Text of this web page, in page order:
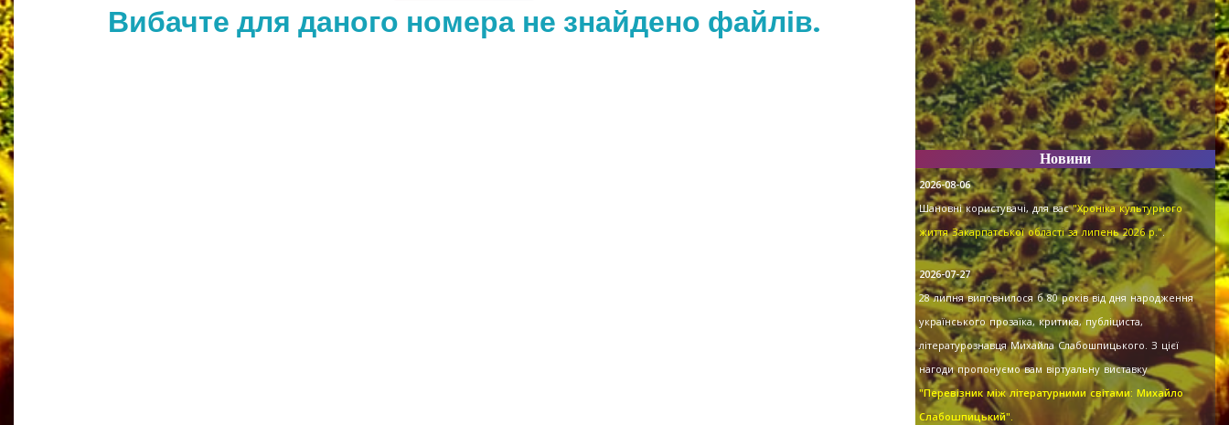
Вибачте для даного номера не знайдено файлів.
Новини
2026-08-06
Шановні користувачі, для вас"Хроніка культурного
життя Закарпатської області за липень 2026 р.".
2026-07-27
28 липня виповнилося б 80 років від дня народження
українського прозаїка, критика, публіциста,
літературознавця Михайла Слабошпицького. З цієї
нагоди пропонуємо вам віртуальну виставку
"Перевізник між літературними світами: Михайло
Слабошпицький".